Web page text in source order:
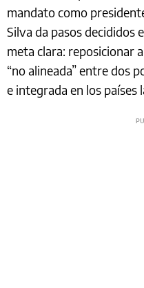
mandato como
Silva da pasos decididos
meta clara: reposicionar
“no alineada” entre dos
e integrada en los países